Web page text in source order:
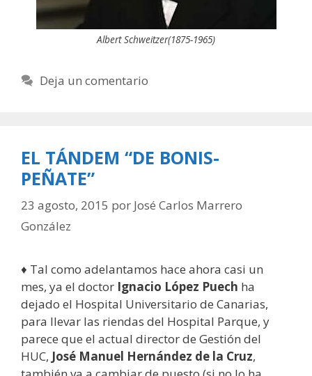
Albert Schweitzer(1875-1965)
Deja un comentario
EL TÁNDEM “DE BONIS-
PEÑATE”
23 agosto, 2015 por José Carlos Marrero
González
♦ Tal como adelantamos hace ahora casi un
mes, ya el doctor Ignacio López Puech ha
dejado el Hospital Universitario de Canarias,
para llevar las riendas del Hospital Parque, y
parece que el actual director de Gestión del
HUC, José Manuel Hernández de la Cruz,